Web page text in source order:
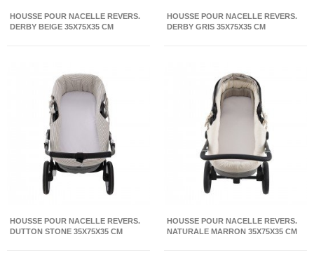
HOUSSE POUR NACELLE REVERS.
DERBY BEIGE 35X75X35 CM
HOUSSE POUR NACELLE REVERS.
DERBY GRIS 35X75X35 CM
HOUSSE POUR NACELLE REVERS.
DUTTON STONE 35X75X35 CM
HOUSSE POUR NACELLE REVERS.
NATURALE MARRON 35X75X35 CM